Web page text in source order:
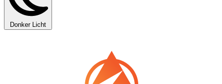
Donker Licht